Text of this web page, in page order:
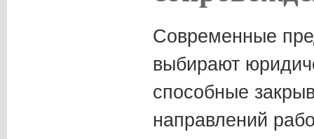
Современные
выбирают
способные
направлений